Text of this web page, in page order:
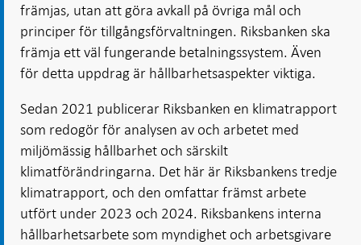
främjas, utan att göra avkall på övriga mål och
principer för tillgångsförvaltningen. Riksbanken ska
främja ett väl fungerande betalningssystem. Även
för detta uppdrag är hållbarhetsaspekter viktiga.
Sedan 2021 publicerar Riksbanken en klimatrapport
som redogör för analysen av och arbetet med
miljömässig hållbarhet och särskilt
klimatförändringarna. Det här är Riksbankens tredje
klimatrapport, och den omfattar främst arbete
utfört under 2023 och 2024. Riksbankens interna
hållbarhetsarbete som myndighet och arbetsgivare